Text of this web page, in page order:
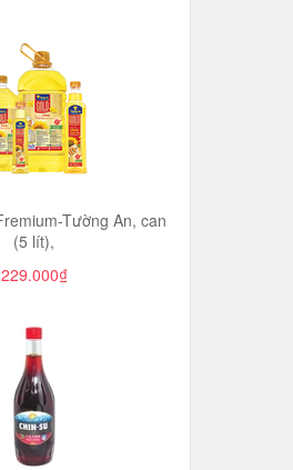
Tường An, can
(5 lít),
229.000₫